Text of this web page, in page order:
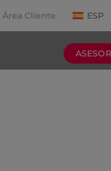
Área Cliente ESP